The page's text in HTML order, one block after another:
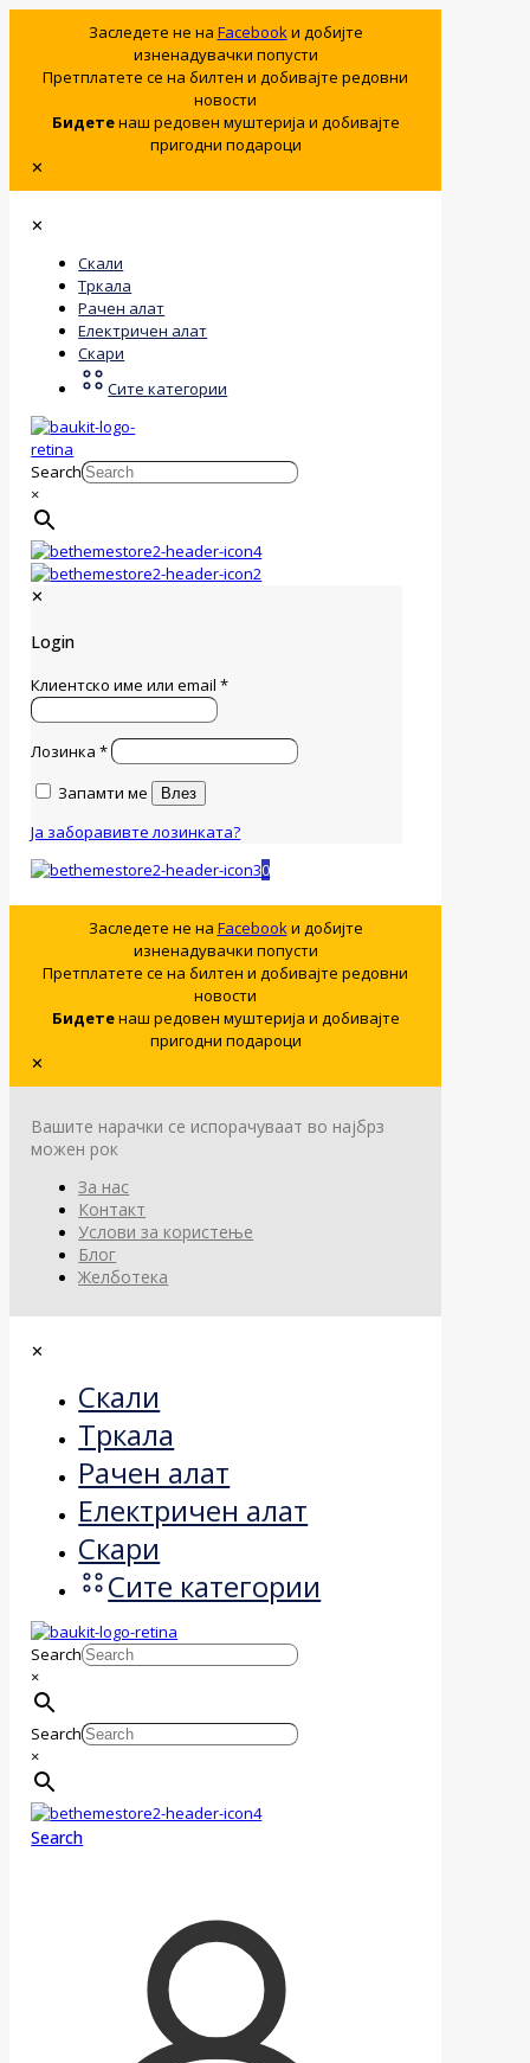
Заследете не на Facebookи добијте
изненадувачки попусти
Претплатете се на билтен и добивајте редовни
новости
Бидетенаш редовен муштерија и добивајте
пригодни подароци
✕
✕
Скали
Тркала
Рачен алат
Електричен алат
Скари
Сите категории
Search
×
✕
Login
Клиентско име или email*
Лозинка*
Запамти ме
Влез
Ја заборавивте лозинката?
0
Заследете не на Facebookи добијте
изненадувачки попусти
Претплатете се на билтен и добивајте редовни
новости
Бидетенаш редовен муштерија и добивајте
пригодни подароци
✕
Вашите нарачки се испорачуваат во најбрз
можен рок
За нас
Контакт
Услови за користење
Блог
Желботека
✕
Скали
Тркала
Рачен алат
Електричен алат
Скари
Сите категории
Search
×
Search
×
Search